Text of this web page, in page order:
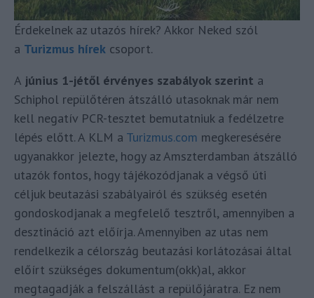
Érdekelnek az utazós hírek? Akkor Neked szól
a Turizmus hírek csoport.
A június 1-jétől érvényes szabályok szerint a
Schiphol repülőtéren átszálló utasoknak már nem
kell negatív PCR-tesztet bemutatniuk a fedélzetre
lépés előtt. A KLM a Turizmus.com megkeresésére
ugyanakkor jelezte, hogy az Amszterdamban átszálló
utazók fontos, hogy tájékozódjanak a végső úti
céljuk beutazási szabályairól és szükség esetén
gondoskodjanak a megfelelő tesztről, amennyiben a
desztináció azt előírja. Amennyiben az utas nem
rendelkezik a célország beutazási korlátozásai által
előírt szükséges dokumentum(okk)al, akkor
megtagadják a felszállást a repülőjáratra. Ez nem